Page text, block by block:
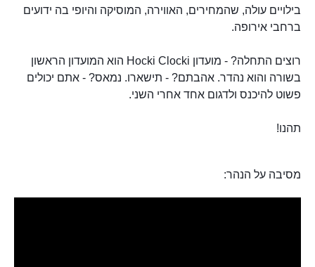
בילויים עולה, שהמחירים, האווירה, המוסיקה והיופי בה ידועים
ברחבי אירופה.
רוצים התחלה? - מועדון Hocki Clocki הוא המועדון הראשון
בשורה והוא נהדר. אהבתם? - תישארו. נמאס? - אתם יכולים
פשוט להיכנס ולדגום אחד אחרי השני.
תהנו!
מסיבה על הנהר: